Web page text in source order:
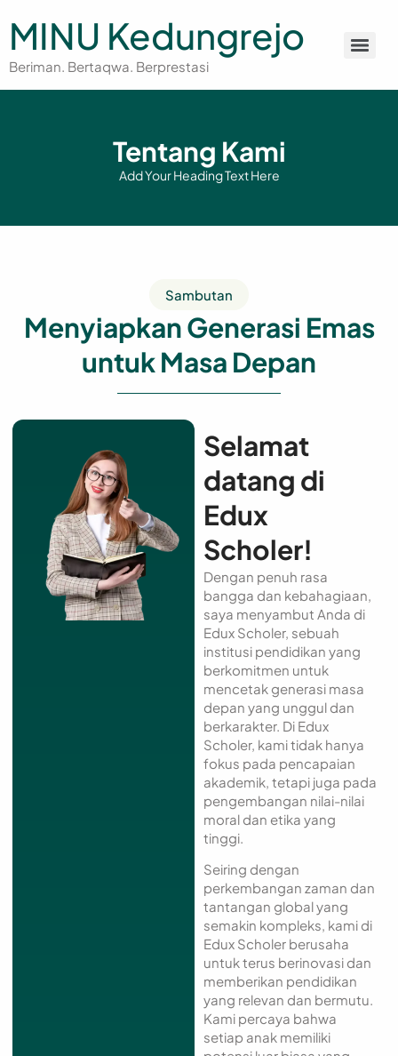
MINU Kedungrejo
Beriman. Bertaqwa. Berprestasi
Tentang Kami
Add Your Heading Text Here
Sambutan
Menyiapkan Generasi Emas
untuk Masa Depan
Selamat
datang di
Edux
Scholer!
Dengan penuh rasa
bangga dan kebahagiaan,
saya menyambut Anda di
Edux Scholer, sebuah
institusi pendidikan yang
berkomitmen untuk
mencetak generasi masa
depan yang unggul dan
berkarakter. Di Edux
Scholer, kami tidak hanya
fokus pada pencapaian
akademik, tetapi juga pada
pengembangan nilai-nilai
moral dan etika yang
tinggi.
Seiring dengan
perkembangan zaman dan
tantangan global yang
semakin kompleks, kami di
Edux Scholer berusaha
untuk terus berinovasi dan
memberikan pendidikan
yang relevan dan bermutu.
Kami percaya bahwa
setiap anak memiliki